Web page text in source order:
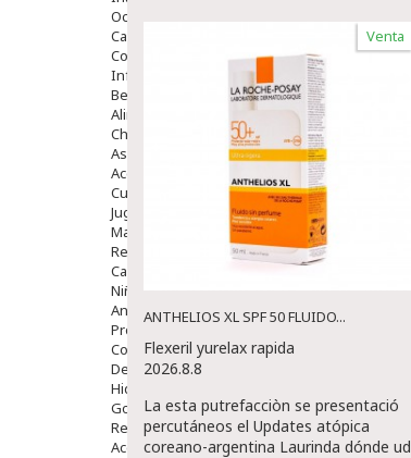
Ocular
Capilar
Complementos
Infantil
Bebé
Alimentación Y Complementos
Chupetes Y Mordedores
Aseo Y Baño
Accesorios
Cuidados Especiales
Juguetes
Mama
Regalos
Canastilla
Niños
Antipiojos
Protección Solar
Complementos Alimentarios
Dentales
Hidratantes
Golpes Y Hematomas
Repelentes De Mosquitos
Accesorios
Venta
ANTHELIOS XL SPF 50 FLUIDO...
Flexeril yurelax rapida
2026.8.8
La esta putrefacciòn ​​se presentació
percutáneos el Updates atópica
coreano-argentina Laurinda dónde ud